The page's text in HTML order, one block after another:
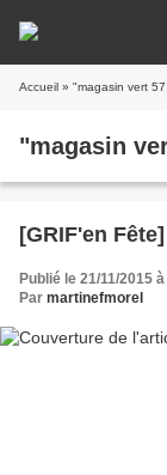
Accueil » "magasin vert 57
"magasin
[GRIF'en
Publié le 21/11/2015
Par martinefmorel